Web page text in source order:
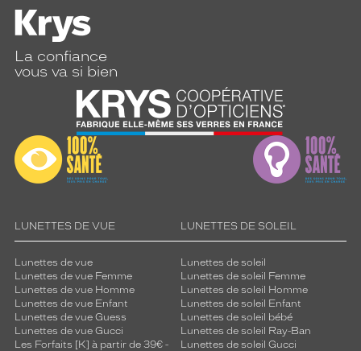
La confiance
vous va si bien
LUNETTES DE VUE
Lunettes de vue
Lunettes de vue Femme
Lunettes de vue Homme
Lunettes de vue Enfant
Lunettes de vue Guess
Lunettes de vue Gucci
Les Forfaits [K] à partir de 39€ -
LUNETTES DE SOLEIL
Lunettes de soleil
Lunettes de soleil Femme
Lunettes de soleil Homme
Lunettes de soleil Enfant
Lunettes de soleil bébé
Lunettes de soleil Ray-Ban
Lunettes de soleil Gucci